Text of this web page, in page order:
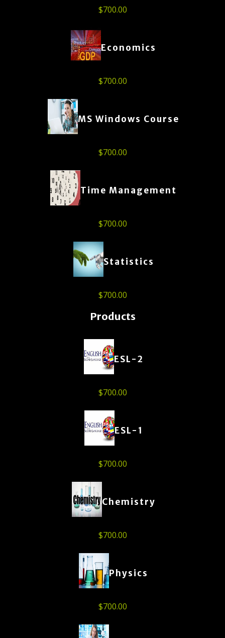
$700.00
Economics
$700.00
MS Windows Course
$700.00
Time Management
$700.00
Statistics
$700.00
Products
ESL-2
$700.00
ESL-1
$700.00
Chemistry
$700.00
Physics
$700.00